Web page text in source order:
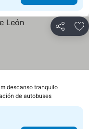
Partilhar
descanso tranquiloVer
de autobuses